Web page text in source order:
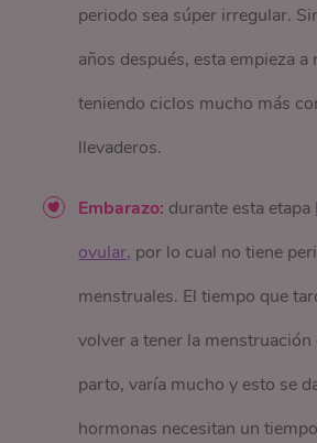
periodo sea súper irregular.
años después, esta empieza a
teniendo ciclos mucho más
llevaderos.
Embarazo: durante esta etapa
ovular, por lo cual no tiene
menstruales. El tiempo que
volver a tener la menstruación
parto, varía mucho y esto se
hormonas necesitan un